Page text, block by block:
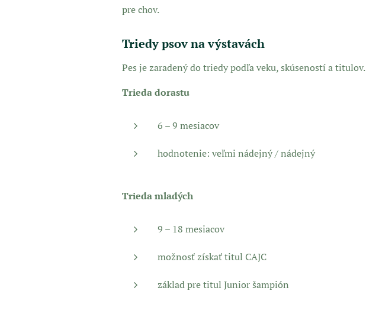
pre chov.
Triedy psov na výstavách
Pes je zaradený do triedy podľa veku, skúseností a titulov.
Trieda dorastu
6 – 9 mesiacov
hodnotenie: veľmi nádejný / nádejný
Trieda mladých
9 – 18 mesiacov
možnosť získať titul CAJC
základ pre titul Junior šampión